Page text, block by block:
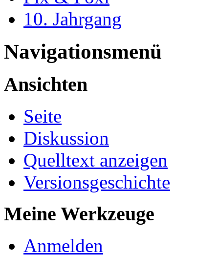
10. Jahrgang
Navigationsmenü
Ansichten
Seite
Diskussion
Quelltext anzeigen
Versionsgeschichte
Meine Werkzeuge
Anmelden